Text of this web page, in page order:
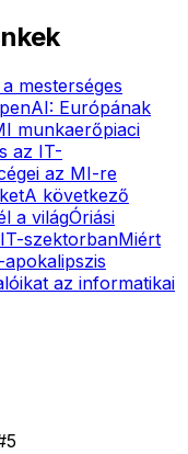
mesterséges
Európának
munkaerőpiaci
az IT-
az MI-re
A következő
a világÓriási
szektorbanMiért
az informatikai
5